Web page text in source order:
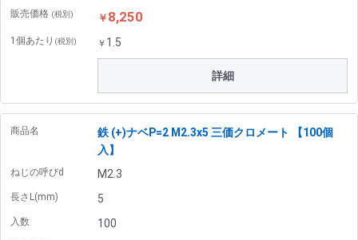
販売価格 (税別) ￥ 8,250
1個あたり (税別) ￥ 1.5
詳細
商品名
鉄 (+)ナベP=2 M2.3x5 三価クロメート 【100個
入】
ねじの呼びd M2.3
長さL(mm) 5
入数 100